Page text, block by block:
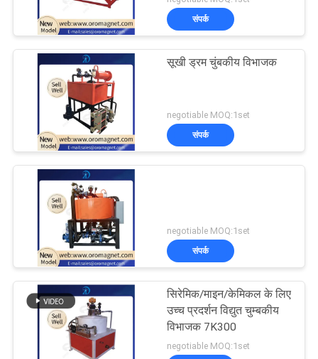
संपर्क
सूखी ड्रम चुंबकीय विभाजक
negotiable MOQ:1set
संपर्क
negotiable MOQ:1set
संपर्क
सिरेमिक/माइन/केमिकल के लिए
उच्च प्रदर्शन विद्युत चुम्बकीय
विभाजक 7K300
negotiable MOQ:1set